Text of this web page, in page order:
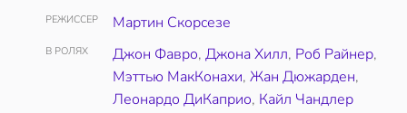
РЕЖИССЕР Мартин Скорсезе
В РОЛЯХ Джон Фавро, Джона Хилл, Роб Райнер,
Мэттью МакКонахи, Жан Дюжарден,
Леонардо ДиКаприо, Кайл Чандлер